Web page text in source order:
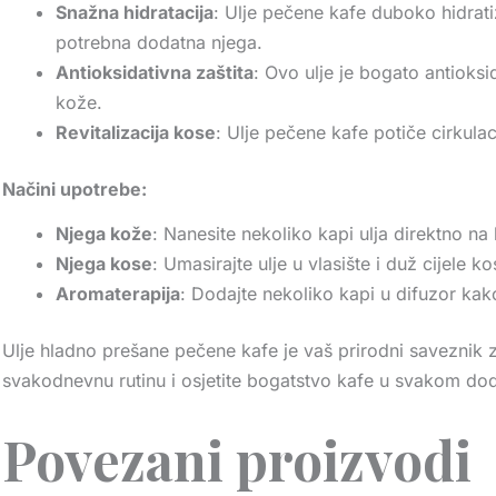
Snažna hidratacija: Ulje pečene kafe duboko
potrebna dodatna njega.
Antioksidativna zaštita: Ovo ulje je bogato
kože.
Revitalizacija kose: Ulje pečene kafe potiče
Načini upotrebe:
Njega kože: Nanesite nekoliko kapi ulja direktno
Njega kose: Umasirajte ulje u vlasište i duž cijele
Aromaterapija: Dodajte nekoliko kapi u difuzor
Ulje hladno prešane pečene kafe je vaš prirodni
svakodnevnu rutinu i osjetite bogatstvo kafe u svakom
Povezani proizvodi